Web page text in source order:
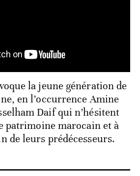
la jeune génération de
en l’occurrence Amine
Daif qui n’hésitent
patrimoine marocain et à
de leurs prédécesseurs.